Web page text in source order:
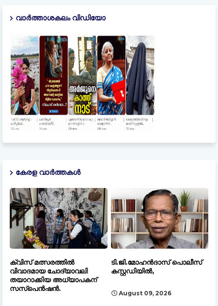
വാർത്താശകലം വിഡിയോ
കേരള വാർത്തകൾ
ക്വിസ് മത്സരത്തിൽ
വിവാദമായ ചോദ്യാവലി
തയാറാക്കിയ അധ്യാപകന്
സസ്പെൻഷൻ.
ടി.ജി.മോഹൻദാസ് പൊലീസ്
കസ്റ്റഡിയിൽ,
August 09, 2026